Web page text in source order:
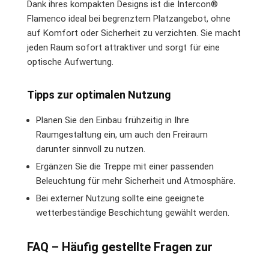
Dank ihres kompakten Designs ist die Intercon®
Flamenco ideal bei begrenztem Platzangebot, ohne
auf Komfort oder Sicherheit zu verzichten. Sie macht
jeden Raum sofort attraktiver und sorgt für eine
optische Aufwertung.
Tipps zur optimalen Nutzung
Planen Sie den Einbau frühzeitig in Ihre
Raumgestaltung ein, um auch den Freiraum
darunter sinnvoll zu nutzen.
Ergänzen Sie die Treppe mit einer passenden
Beleuchtung für mehr Sicherheit und Atmosphäre.
Bei externer Nutzung sollte eine geeignete
wetterbeständige Beschichtung gewählt werden.
FAQ – Häufig gestellte Fragen zur